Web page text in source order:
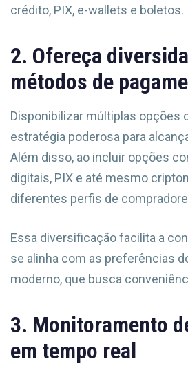
crédito, PIX, e-wallets e boletos.
2. Ofereça
métodos de
Disponibilizar múltiplas opções
estratégia poderosa para
Além disso, ao incluir opções
digitais, PIX e até mesmo
diferentes perfis de
Essa diversificação facilita a
se alinha com as preferências
moderno, que busca
3. Monitoramento
em tempo real